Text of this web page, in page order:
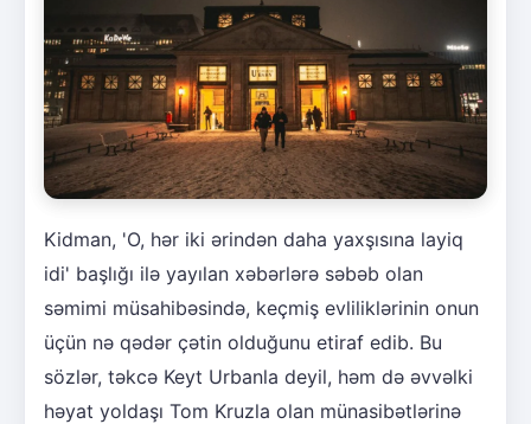
Kidman, 'O, hər iki ərindən daha yaxşısına layiq
idi' başlığı ilə yayılan xəbərlərə səbəb olan
səmimi müsahibəsində, keçmiş evliliklərinin onun
üçün nə qədər çətin olduğunu etiraf edib. Bu
sözlər, təkcə Keyt Urbanla deyil, həm də əvvəlki
həyat yoldaşı Tom Kruzla olan münasibətlərinə